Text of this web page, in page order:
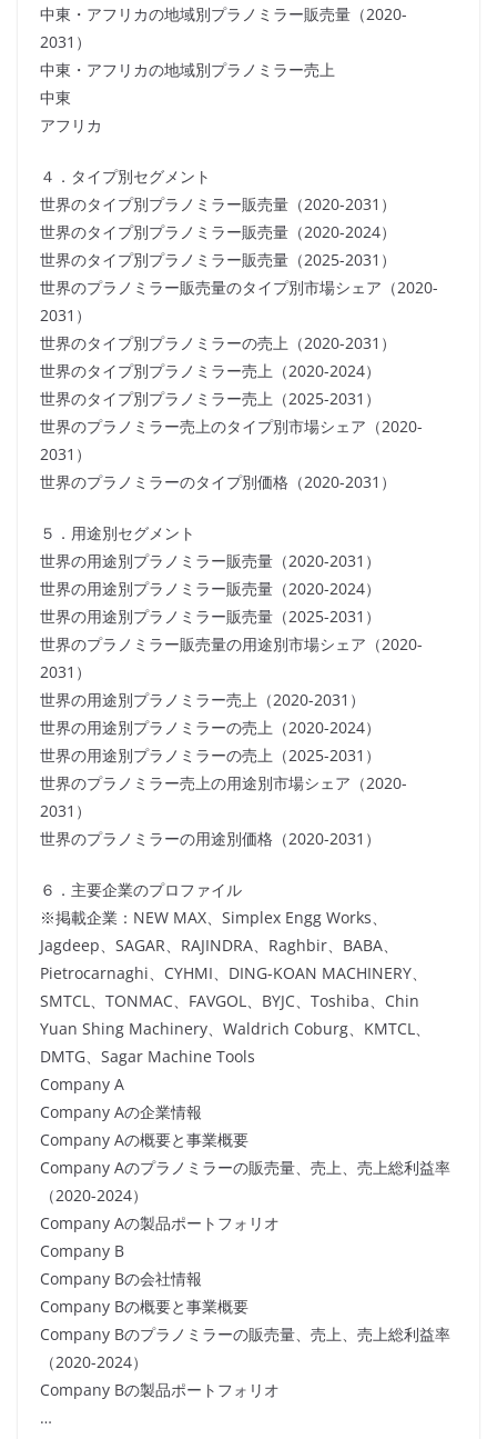
中東・アフリカの地域別プラノミラー販売量（2020-
2031）
中東・アフリカの地域別プラノミラー売上
中東
アフリカ
４．タイプ別セグメント
世界のタイプ別プラノミラー販売量（2020-2031）
世界のタイプ別プラノミラー販売量（2020-2024）
世界のタイプ別プラノミラー販売量（2025-2031）
世界のプラノミラー販売量のタイプ別市場シェア（2020-
2031）
世界のタイプ別プラノミラーの売上（2020-2031）
世界のタイプ別プラノミラー売上（2020-2024）
世界のタイプ別プラノミラー売上（2025-2031）
世界のプラノミラー売上のタイプ別市場シェア（2020-
2031）
世界のプラノミラーのタイプ別価格（2020-2031）
５．用途別セグメント
世界の用途別プラノミラー販売量（2020-2031）
世界の用途別プラノミラー販売量（2020-2024）
世界の用途別プラノミラー販売量（2025-2031）
世界のプラノミラー販売量の用途別市場シェア（2020-
2031）
世界の用途別プラノミラー売上（2020-2031）
世界の用途別プラノミラーの売上（2020-2024）
世界の用途別プラノミラーの売上（2025-2031）
世界のプラノミラー売上の用途別市場シェア（2020-
2031）
世界のプラノミラーの用途別価格（2020-2031）
６．主要企業のプロファイル
※掲載企業：NEW MAX、Simplex Engg Works、
Jagdeep、SAGAR、RAJINDRA、Raghbir、BABA、
Pietrocarnaghi、CYHMI、DING-KOAN MACHINERY、
SMTCL、TONMAC、FAVGOL、BYJC、Toshiba、Chin
Yuan Shing Machinery、Waldrich Coburg、KMTCL、
DMTG、Sagar Machine Tools
Company A
Company Aの企業情報
Company Aの概要と事業概要
Company Aのプラノミラーの販売量、売上、売上総利益率
（2020-2024）
Company Aの製品ポートフォリオ
Company B
Company Bの会社情報
Company Bの概要と事業概要
Company Bのプラノミラーの販売量、売上、売上総利益率
（2020-2024）
Company Bの製品ポートフォリオ
…